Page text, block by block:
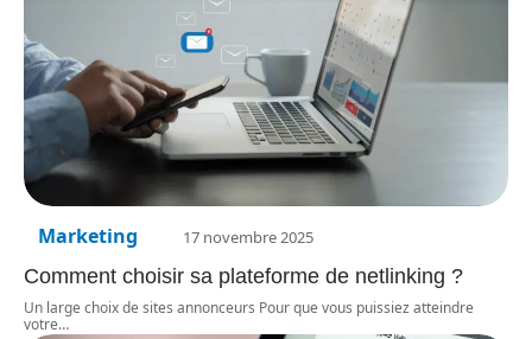
Marketing 17 novembre 2025
Comment choisir sa plateforme de netlinking ?
Un large choix de sites annonceurs Pour que vous puissiez atteindre
votre…